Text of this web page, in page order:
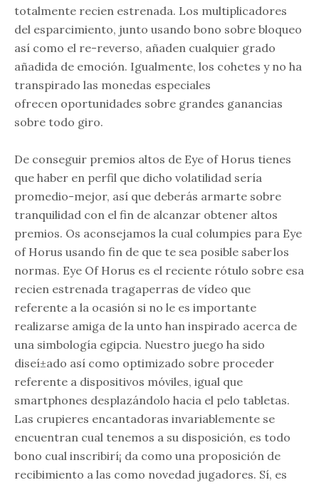
totalmente recien estrenada. Los multiplicadores
del esparcimiento, junto usando bono sobre bloqueo
así­ como el re-reverso, añaden cualquier grado
añadida de emoción. Igualmente, los cohetes y no ha
transpirado las monedas especiales
ofrecen oportunidades sobre grandes ganancias
sobre todo giro.
De conseguir premios altos de Eye of Horus tienes
que haber en perfil que dicho volatilidad serí­a
promedio-mejor, así que deberás armarte sobre
tranquilidad con el fin de alcanzar obtener altos
premios. Os aconsejamos la cual columpies para Eye
of Horus usando fin de que te sea posible saber los
normas. Eye Of Horus es el reciente rótulo sobre esa
recien estrenada tragaperras de vídeo que
referente a la ocasión si no le es importante
realizarse amiga de la unto han inspirado acerca de
una simbología egipcia. Nuestro juego ha sido
diseí±ado así­ como optimizado sobre proceder
referente a dispositivos móviles, igual que
smartphones desplazándolo hacia el pelo tabletas.
Las crupieres encantadoras invariablemente se
encuentran cual tenemos a su disposición, es todo
bono cual inscribirí¡ da como una proposición de
recibimiento a las como novedad jugadores. Sí, es